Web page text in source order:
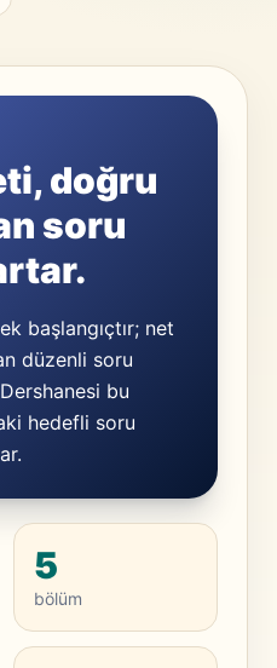
doğru
soru
başlangıçtır; net
düzenli soru
bu
hedefli soru
5
bölüm